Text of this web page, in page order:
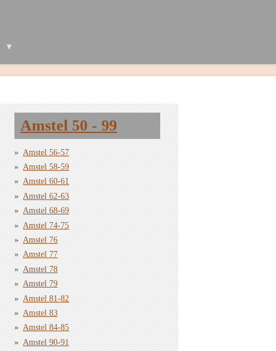
Amstel 50 - 99
Amstel 56-57
Amstel 58-59
Amstel 60-61
Amstel 62-63
Amstel 68-69
Amstel 74-75
Amstel 76
Amstel 77
Amstel 78
Amstel 79
Amstel 81-82
Amstel 83
Amstel 84-85
Amstel 90-91